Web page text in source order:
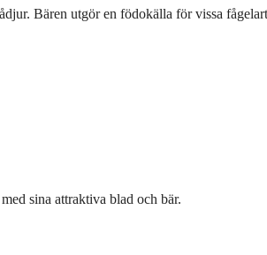
Bären utgör en födokälla för vissa
sina attraktiva blad och bär.